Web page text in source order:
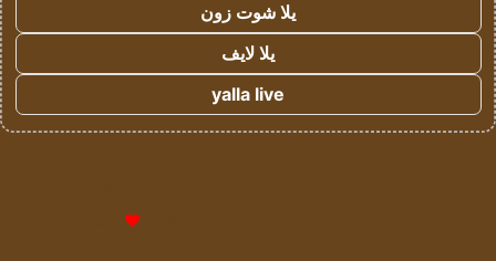
يلا شوت زون
يلا لايف
yalla live